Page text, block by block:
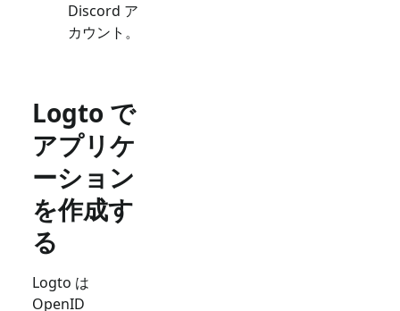
Discord ア
カウント。
Logto で
アプリケ
ーション
を作成す
る
Logto は
OpenID